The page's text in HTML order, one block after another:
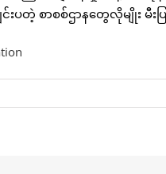
ျင်းပတဲ့ စာစစ်ဌာနတွေလိုမျို